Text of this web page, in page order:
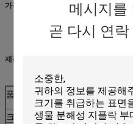
메시지를
곧 다시 연
가격:
제일 인용은 당신의 부대의 가득 차
제품 설명:
품목
환경 친화적인 식품
지플락 식사 부대
크기
18x16.5cm (당